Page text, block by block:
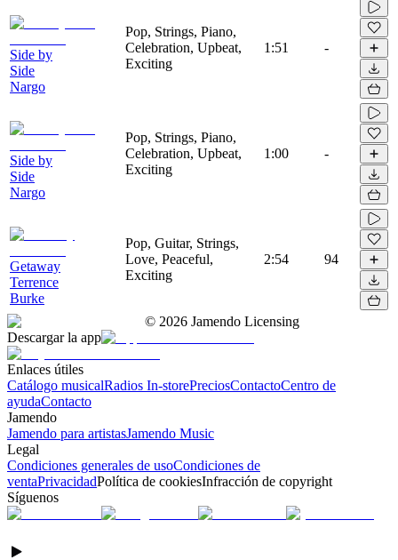
Side by
Side
Nargo
Pop, Strings, Piano,
Celebration, Upbeat,
Exciting
1:51 -
Side by
Side
Nargo
Pop, Strings, Piano,
Celebration, Upbeat,
Exciting
1:00 -
Getaway
Terrence
Burke
Pop, Guitar, Strings,
Love, Peaceful,
Exciting
2:54 94
© 2026 Jamendo Licensing
Descargar la app
Enlaces útiles
Catálogo musicalRadios In-storePreciosContactoCentro de
ayudaContacto
Jamendo
Jamendo para artistasJamendo Music
Legal
Condiciones generales de usoCondiciones de
ventaPrivacidadPolítica de cookiesInfracción de copyright
Síguenos